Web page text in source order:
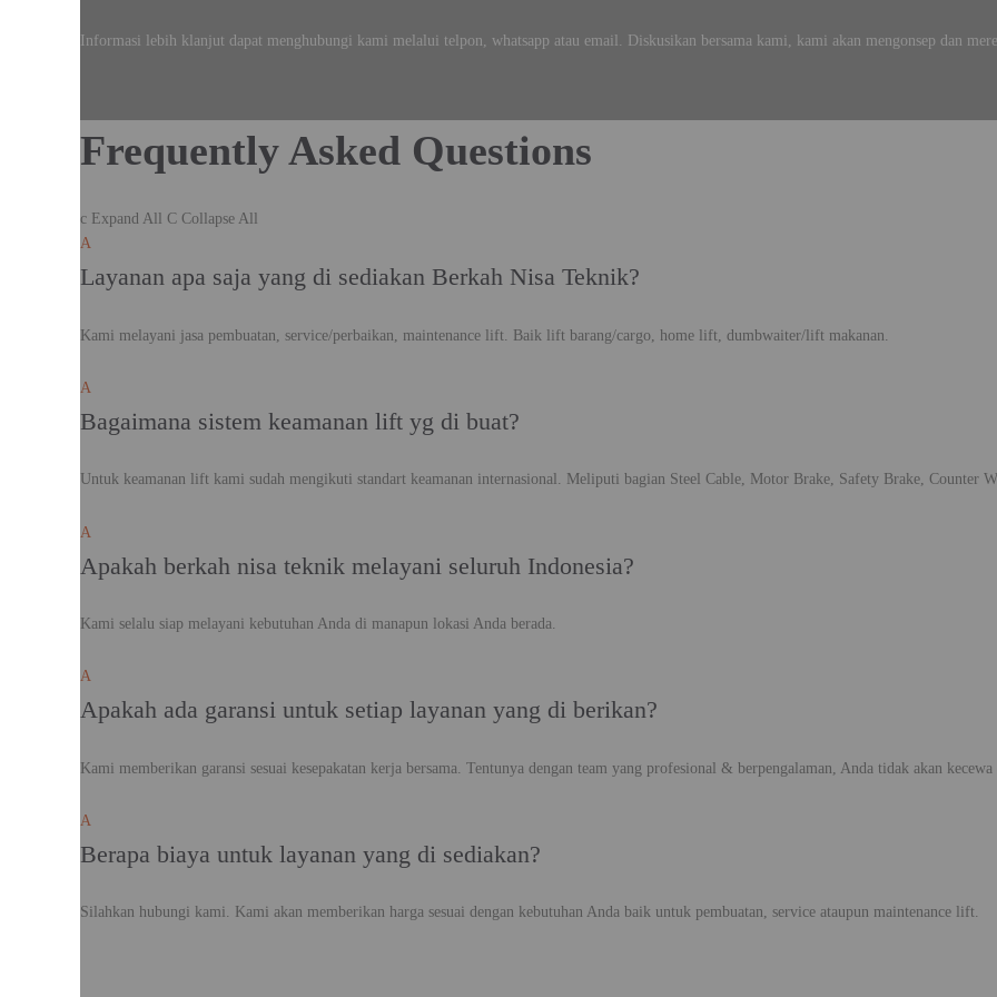
Informasi lebih klanjut dapat menghubungi kami melalui telpon, whatsapp atau email. Diskusikan bersama kami, kami akan mengonsep dan
Frequently Asked Questions
c Expand All C Collapse All
A
Layanan apa saja yang di sediakan Berkah Nisa Teknik?
Kami melayani jasa pembuatan, service/perbaikan, maintenance lift. Baik lift barang/cargo, home lift, dumbwaiter/lift makanan.
A
Bagaimana sistem keamanan lift yg di buat?
Untuk keamanan lift kami sudah mengikuti standart keamanan internasional. Meliputi bagian Steel Cable, Motor Brake, Safety Brake, Counter
A
Apakah berkah nisa teknik melayani seluruh Indonesia?
Kami selalu siap melayani kebutuhan Anda di manapun lokasi Anda berada.
A
Apakah ada garansi untuk setiap layanan yang di berikan?
Kami memberikan garansi sesuai kesepakatan kerja bersama. Tentunya dengan team yang profesional & berpengalaman, Anda tidak akan
A
Berapa biaya untuk layanan yang di sediakan?
Silahkan hubungi kami. Kami akan memberikan harga sesuai dengan kebutuhan Anda baik untuk pembuatan, service ataupun maintenance lift.